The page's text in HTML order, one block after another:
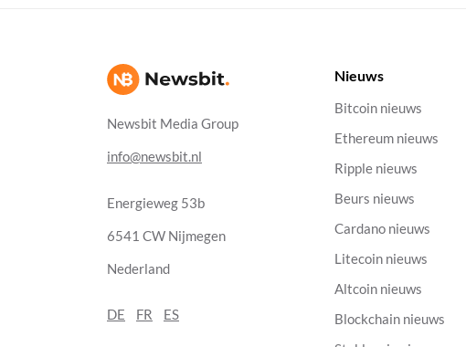
Newsbit Media Group
info@newsbit.nl
Energieweg 53b
6541 CW Nijmegen
Nederland
DE FR ES
Nieuws
Bitcoin nieuws
Ethereum nieuws
Ripple nieuws
Beurs nieuws
Cardano nieuws
Litecoin nieuws
Altcoin nieuws
Blockchain nieuws